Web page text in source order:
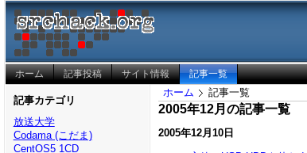
ホーム 記事投稿 サイト情報 記事一覧
記事カテゴリ
放送大学
Codama (こだま)
CentOS5 1CD
ホーム 記事一覧
2005年12月の記事一覧
2005年12月10日